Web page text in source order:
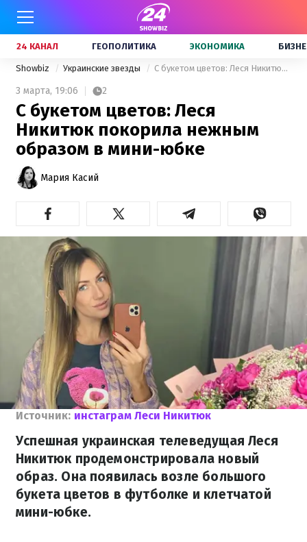
24 КАНАЛ ГЕОПОЛИТИКА ЭКОНОМИКА
Showbiz Украинские звезды С букетом цветов: Леся Никитюк покорила нежным образом в мини-юбке
3 марта, 19:06 2
С букетом цветов: Леся
Никитюк покорила нежным
образом в мини-юбке
Мария Касий
Источник: инстаграм Леси Никитюк
Успешная украинская телеведущая Леся
Никитюк продемонстрировала новый
образ. Она появилась возле большого
букета цветов в футболке и клетчатой
мини-юбке.